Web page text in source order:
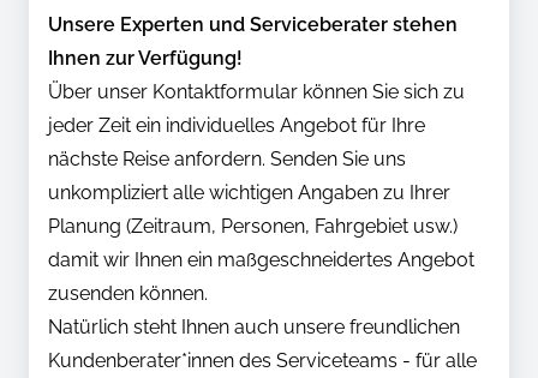
Unsere Experten und Serviceberater stehen
Ihnen zur Verfügung!
Über unser Kontaktformular können Sie sich zu
jeder Zeit ein individuelles Angebot für Ihre
nächste Reise anfordern. Senden Sie uns
unkompliziert alle wichtigen Angaben zu Ihrer
Planung (Zeitraum, Personen, Fahrgebiet usw.)
damit wir Ihnen ein maßgeschneidertes Angebot
zusenden können.
Natürlich steht Ihnen auch unsere freundlichen
Kundenberater*innen des Serviceteams - für alle